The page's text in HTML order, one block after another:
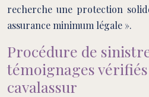
recherche une protection
assurance minimum légale ».
Procédure de
témoignages vérifiés
cavalassur